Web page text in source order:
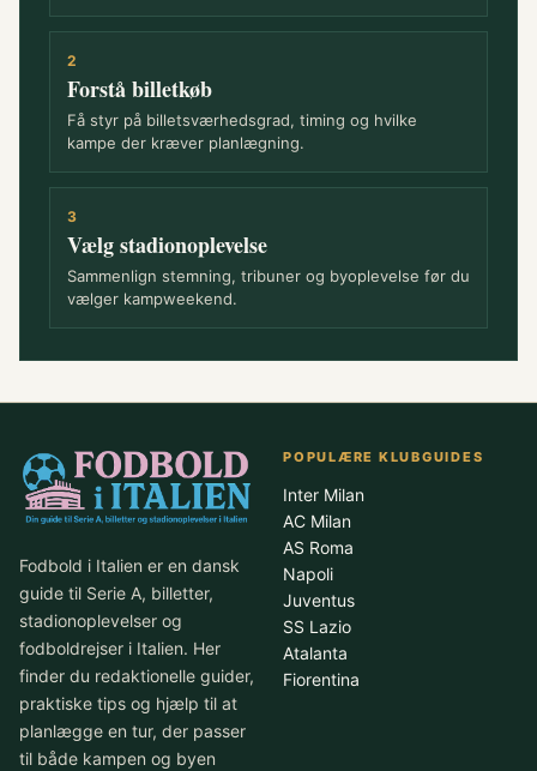
2
Forstå billetkøb
Få styr på billetsværhedsgrad, timing og hvilke
kampe der kræver planlægning.
3
Vælg stadionoplevelse
Sammenlign stemning, tribuner og byoplevelse før du
vælger kampweekend.
Fodbold i Italien er en dansk
guide til Serie A, billetter,
stadionoplevelser og
fodboldrejser i Italien. Her
finder du redaktionelle guider,
praktiske tips og hjælp til at
planlægge en tur, der passer
til både kampen og byen
POPULÆRE KLUBGUIDES
Inter Milan
AC Milan
AS Roma
Napoli
Juventus
SS Lazio
Atalanta
Fiorentina